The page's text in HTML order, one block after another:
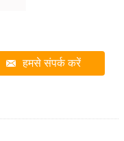
हमसे संपर्क करें